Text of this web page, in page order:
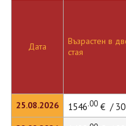
Дата
25.08.2026
Възрастен в
стая
1546.00€ /